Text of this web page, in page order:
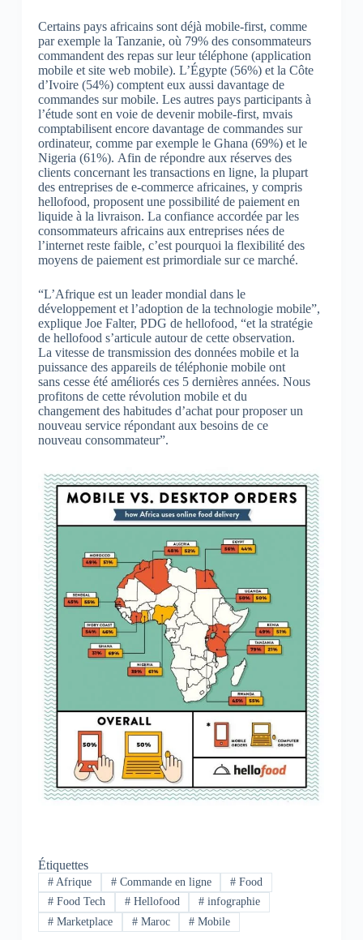
Certains pays africains sont déjà mobile-first, comme
par exemple la Tanzanie, où 79% des consommateurs
commandent des repas sur leur téléphone (application
mobile et site web mobile). L’Égypte (56%) et la Côte
d’Ivoire (54%) comptent eux aussi davantage de
commandes sur mobile. Les autres pays participants à
l’étude sont en voie de devenir mobile-first, mvais
comptabilisent encore davantage de commandes sur
ordinateur, comme par exemple le Ghana (69%) et le
Nigeria (61%). Afin de répondre aux réserves des
clients concernant les transactions en ligne, la plupart
des entreprises de e-commerce africaines, y compris
hellofood, proposent une possibilité de paiement en
liquide à la livraison. La confiance accordée par les
consommateurs africains aux entreprises nées de
l’internet reste faible, c’est pourquoi la flexibilité des
moyens de paiement est primordiale sur ce marché.
“L’Afrique est un leader mondial dans le
développement et l’adoption de la technologie mobile”,
explique Joe Falter, PDG de hellofood, “et la stratégie
de hellofood s’articule autour de cette observation.
La vitesse de transmission des données mobile et la
puissance des appareils de téléphonie mobile ont
sans cesse été améliorés ces 5 dernières années. Nous
profitons de cette révolution mobile et du
changement des habitudes d’achat pour proposer un
nouveau service répondant aux besoins de ce
nouveau consommateur”.
Étiquettes
#Afrique #Commande en ligne # Food
#Food Tech #Hellofood # infographie
#Marketplace #Maroc # Mobile